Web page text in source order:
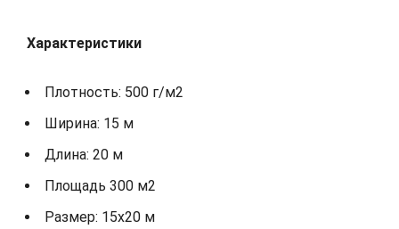
Характеристики
Плотность: 500 г/м2
Ширина: 15 м
Длина: 20 м
Площадь 300 м2
Размер: 15х20 м